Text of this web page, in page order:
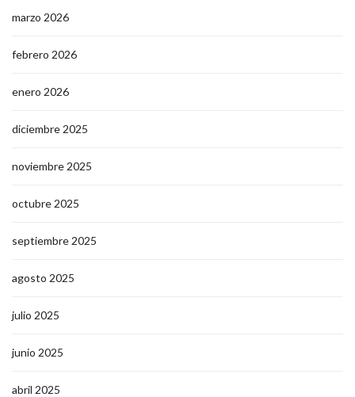
marzo 2026
febrero 2026
enero 2026
diciembre 2025
noviembre 2025
octubre 2025
septiembre 2025
agosto 2025
julio 2025
junio 2025
abril 2025